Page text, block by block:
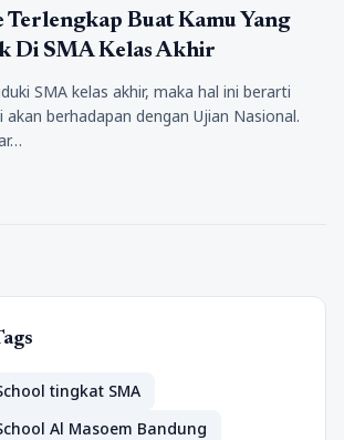
Buat Kamu Yang
Di SMA Kelas Akhir
SMA kelas akhir, maka hal ini berarti
berhadapan dengan Ujian Nasional.
tingkat SMA
Al Masoem Bandung